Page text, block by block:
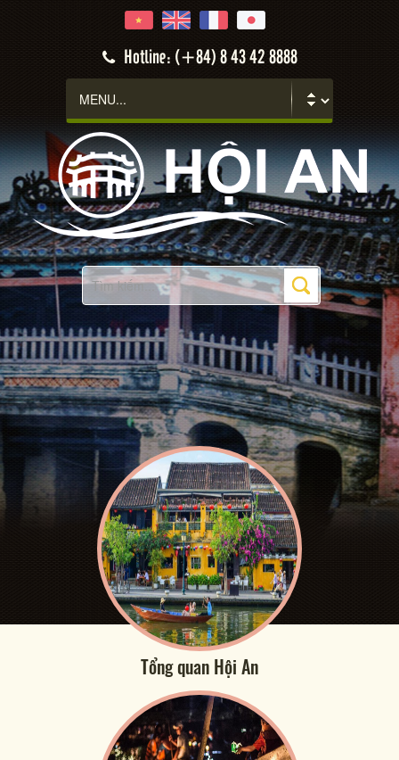
Hotline: (+84) 8 43 42 8888
Tổng quan Hội An